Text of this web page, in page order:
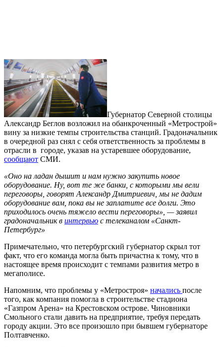
Губернатор Северной столицы
Александр Беглов возложил на обанкроченный «Метрострой»
вину за низкие темпы строительства станций. Градоначальник
в очередной раз снял с себя ответственность за проблемы в
отрасли в городе, указав на устаревшее оборудование,
сообщают СМИ.
«Оно на ладан дышит и нам нужно закупить новое
оборудование. Ну, вот те же банки, с которыми мы вели
переговоры, говорят Александр Дмитриевич, мы не дадим
оборудование вам, пока вы не заплатите все долги. Это
приходилось очень тяжело вести переговоры», — заявил
градоначальник в интервью с телеканалом «Санкт-
Петербург»
Примечательно, что петербургский губернатор скрыл тот
факт, что его команда могла быть причастна к тому, что в
настоящее время происходит с темпами развития метро в
мегаполисе.
Напомним, что проблемы у «Метростроя» начались после
того, как компания помогла в строительстве стадиона
«Газпром Арена» на Крестовском острове. Чиновники
Смольного стали давить на предприятие, требуя передать
городу акции. Это все произошло при бывшем губернаторе
Полтавченко.